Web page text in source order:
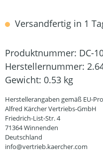
Versandfertig in 1
Produktnummer: DC-
Herstellernummer:
Gewicht: 0.53 kg
Herstellerangaben gemäß EU-
Alfred Kärcher Vertriebs-GmbH
Friedrich-List-Str. 4
71364 Winnenden
Deutschland
info@vertrieb.kaercher.com